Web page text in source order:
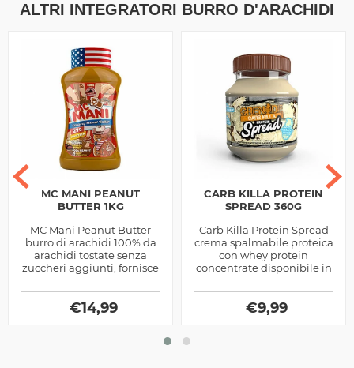
ALTRI INTEGRATORI BURRO D'ARACHIDI
MC MANI PEANUT
BUTTER 1KG
MC Mani Peanut Butter
burro di arachidi 100% da
arachidi tostate senza
zuccheri aggiunti, fornisce
ai tuoi spuntini quotidiani
€14,99
CARB KILLA PROTEIN
SPREAD 360G
Carb Killa Protein Spread
crema spalmabile proteica
con whey protein
concentrate disponibile in
come supporto per gli
spuntini...
€9,99